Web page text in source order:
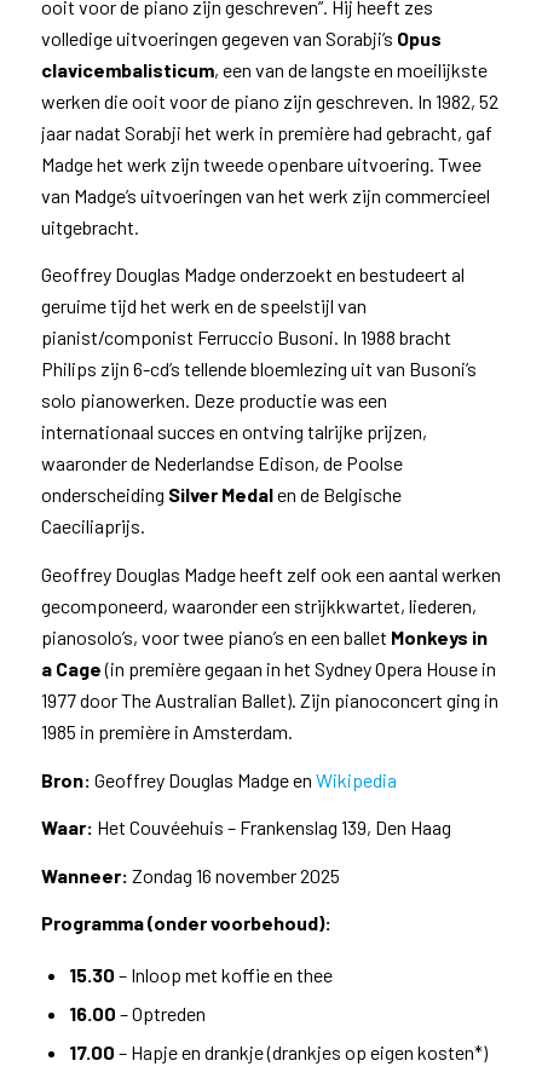
ooit voor de piano zijn geschreven”. Hij heeft zes
volledige uitvoeringen gegeven van Sorabji’s Opus
clavicembalisticum, een van de langste en moeilijkste
werken die ooit voor de piano zijn geschreven. In 1982, 52
jaar nadat Sorabji het werk in première had gebracht, gaf
Madge het werk zijn tweede openbare uitvoering. Twee
van Madge’s uitvoeringen van het werk zijn commercieel
uitgebracht.
Geoffrey Douglas Madge onderzoekt en bestudeert al
geruime tijd het werk en de speelstijl van
pianist/componist Ferruccio Busoni. In 1988 bracht
Philips zijn 6-cd’s tellende bloemlezing uit van Busoni’s
solo pianowerken. Deze productie was een
internationaal succes en ontving talrijke prijzen,
waaronder de Nederlandse Edison, de Poolse
onderscheiding Silver Medalen de Belgische
Caeciliaprijs.
Geoffrey Douglas Madge heeft zelf ook een aantal werken
gecomponeerd, waaronder een strijkkwartet, liederen,
pianosolo’s, voor twee piano’s en een ballet Monkeys in
a Cage(in première gegaan in het Sydney Opera House in
1977 door The Australian Ballet). Zijn pianoconcert ging in
1985 in première in Amsterdam.
Bron: Geoffrey Douglas Madge en Wikipedia
Waar: Het Couvéehuis – Frankenslag 139, Den Haag
Wanneer: Zondag 16 november 2025
Programma (onder voorbehoud):
15.30 – Inloop met koffie en thee
16.00 – Optreden
17.00 – Hapje en drankje (drankjes op eigen kosten*)